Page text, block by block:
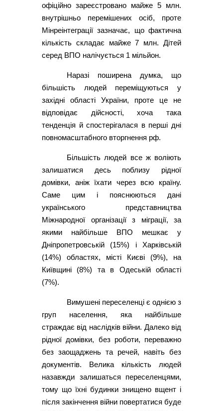
офіційно зареєстровано майже 5 млн.
внутрішньо перемішених осіб, проте
Мінреінтеграції зазначає, що фактична
кількість складає майже 7 млн. Дітей
серед ВПО налічується 1 мільйон.
Наразі поширена думка, що
більшість людей переміщуються у
західні області України, проте це не
відповідає дійсності, хоча така
тенденція й спостерігалася в перші дні
повномасштабного вторгнення рф.
Більшість людей все ж воліють
залишатися десь поблизу рідної
домівки, аніж їхати через всю країну.
Саме цим і пояснюються дані
українського представництва
Міжнародної організації з міграції, за
якими найбільше ВПО мешкає у
Дніпропетровській (15%) і Харківській
(14%) областях, місті Києві (9%), на
Київщині (8%) та в Одеській області
(7%).
Вимушені переселенці є однією з
груп населення, яка найбільше
страждає від наслідків війни. Далеко від
рідної домівки, без роботи, переважно
без заощаджень та речей, навіть без
документів. Велика кількість людей
назавжди залишаться переселенцями,
тому що їхні будинки знищено вщент і
після закінчення війни повертатися буде